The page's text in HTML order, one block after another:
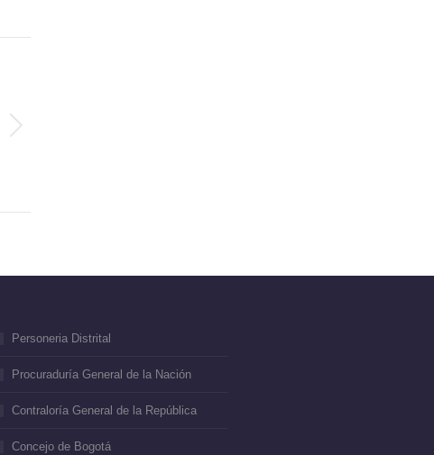
Personeria Distrital
Procuraduría General de la Nación
Contraloría General de la República
Concejo de Bogotá